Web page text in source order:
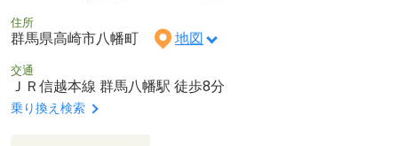
住所
群馬県高崎市八幡町 地図
交通
ＪＲ信越本線 群馬八幡駅 徒歩8分
乗り換え検索